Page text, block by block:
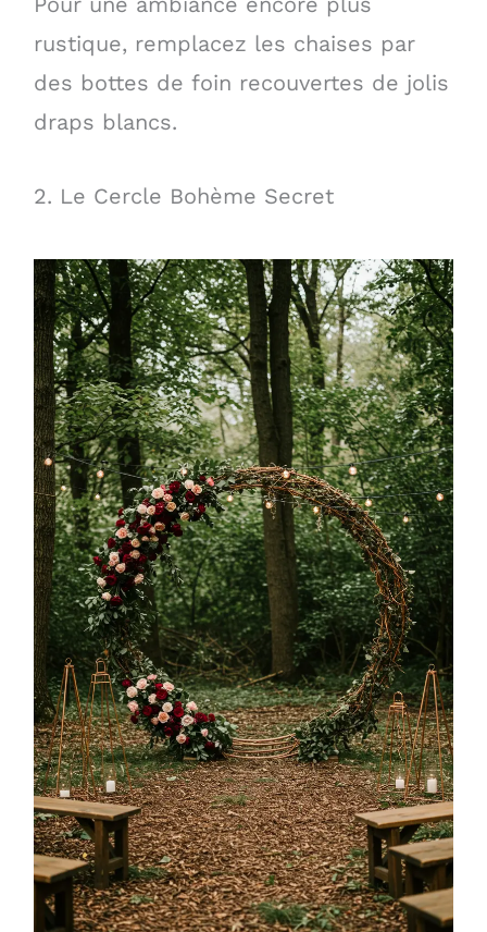
rustique, remplacez les chaises par
des bottes de foin recouvertes de jolis
draps blancs.
2. Le Cercle Bohème Secret